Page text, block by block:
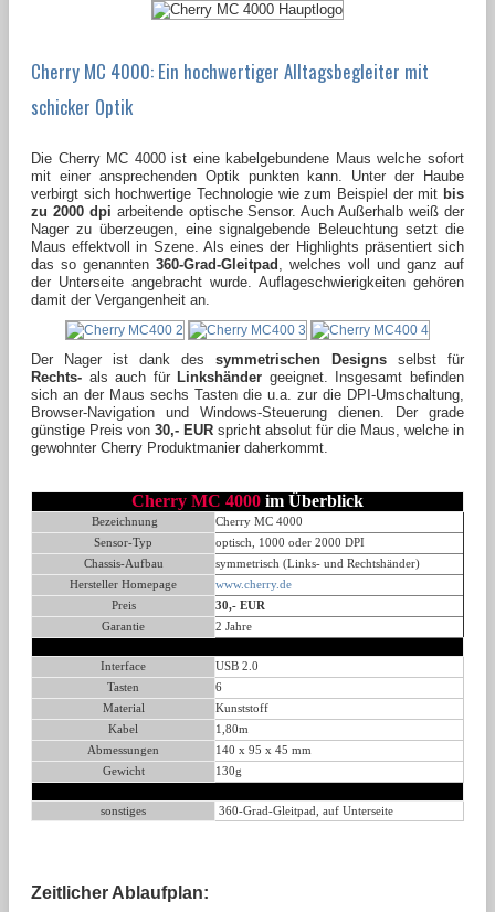
Cherry MC 4000: Ein hochwertiger Alltagsbegleiter mit
schicker Optik
Die Cherry MC 4000 ist eine kabelgebundene Maus welche sofort
mit einer ansprechenden Optik punkten kann. Unter der Haube
verbirgt sich hochwertige Technologie wie zum Beispiel der mit bis
zu 2000 dpi arbeitende optische Sensor. Auch Außerhalb weiß der
Nager zu überzeugen, eine signalgebende Beleuchtung setzt die
Maus effektvoll in Szene. Als eines der Highlights präsentiert sich
das so genannten 360-Grad-Gleitpad , welches voll und ganz auf
der Unterseite angebracht wurde. Auflageschwierigkeiten gehören
damit der Vergangenheit an.
Der Nager ist dank des symmetrischen Designs selbst für
Rechts- als auch fürLinkshänder geeignet. Insgesamt befinden
sich an der Maus sechs Tasten die u.a. zur die DPI-Umschaltung,
Browser-Navigation und Windows-Steuerung dienen. Der grade
günstige Preis von 30,- EUR spricht absolut für die Maus, welche in
gewohnter Cherry Produktmanier daherkommt.
Cherry MC 4000 im Überblick
Bezeichnung
Cherry MC 4000
Sensor-Typ
optisch, 1000 oder 2000 DPI
Chassis-Aufbau
symmetrisch (Links- und Rechtshänder)
Hersteller Homepage
www.cherry.de
Preis
30,- EUR
Garantie
2 Jahre
Interface
USB 2.0
Tasten
6
Material
Kunststoff
Kabel
1,80m
Abmessungen
140 x 95 x 45 mm
Gewicht
130g
sonstiges 360-Grad-Gleitpad, auf Unterseite
Zeitlicher Ablaufplan: